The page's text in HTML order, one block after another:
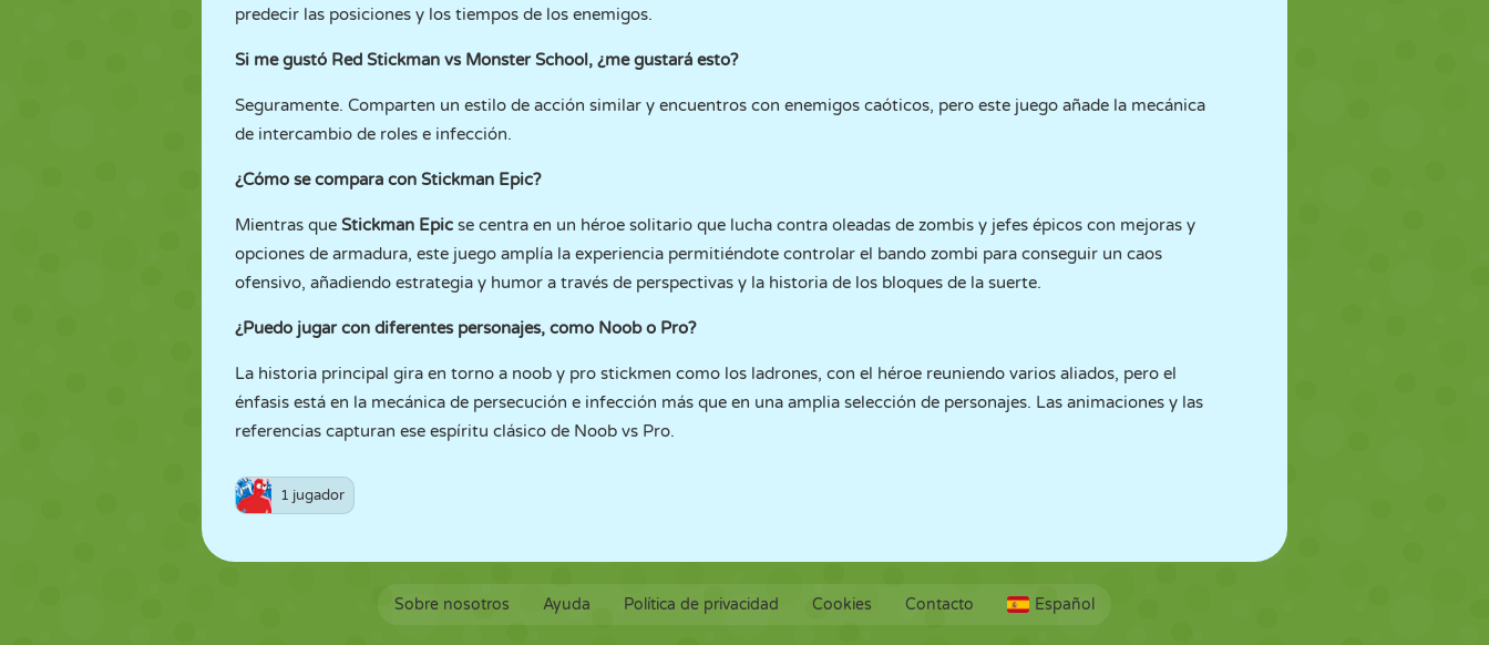
predecir las posiciones y los tiempos de los enemigos.
Si me gustó Red Stickman vs Monster School, ¿me gustará esto?
Seguramente. Comparten un estilo de acción similar y encuentros con enemigos caóticos, pero este juego añade la mecánica
de intercambio de roles e infección.
¿Cómo se compara con Stickman Epic?
Mientras que Stickman Epic se centra en un héroe solitario que lucha contra oleadas de zombis y jefes épicos con mejoras y
opciones de armadura, este juego amplía la experiencia permitiéndote controlar el bando zombi para conseguir un caos
ofensivo, añadiendo estrategia y humor a través de perspectivas y la historia de los bloques de la suerte.
¿Puedo jugar con diferentes personajes, como Noob o Pro?
La historia principal gira en torno a noob y pro stickmen como los ladrones, con el héroe reuniendo varios aliados, pero el
énfasis está en la mecánica de persecución e infección más que en una amplia selección de personajes. Las animaciones y las
referencias capturan ese espíritu clásico de Noob vs Pro.
1 jugador
Sobre nosotros Ayuda Política de privacidad Cookies Contacto Español